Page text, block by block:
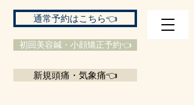
初回美容鍼・小顔矯正予約👈
通常予約はこちら👈
新規頭痛・気象痛👈